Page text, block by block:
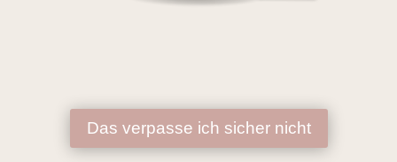
Das verpasse ich sicher nicht